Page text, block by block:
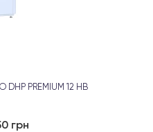
DHP PREMIUM 12 HB
грн